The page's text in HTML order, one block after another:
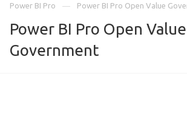
Power BI Pro
Power BI Pro Open Value
Power BI Pro Open Value
Government